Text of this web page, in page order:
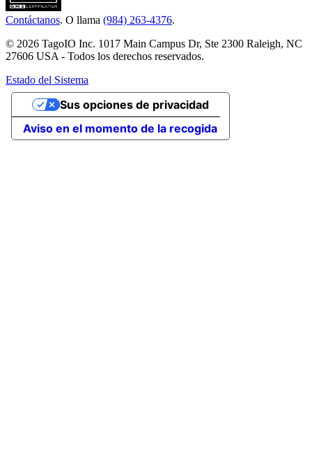
Contáctanos. O llama (984) 263-4376.
© 2026 TagoIO Inc. 1017 Main Campus Dr, Ste 2300 Raleigh, NC
27606 USA - Todos los derechos reservados.
Estado del Sistema
Aviso en el momento de la recogida
Sus opciones de privacidad